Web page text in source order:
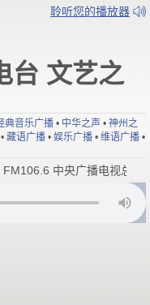
聆听您的播放器
台 文艺之
典音乐广播 • 中华之声 • 神州之
• 藏语广播 • 娱乐广播 • 维语广播 •
中央广播电视总台